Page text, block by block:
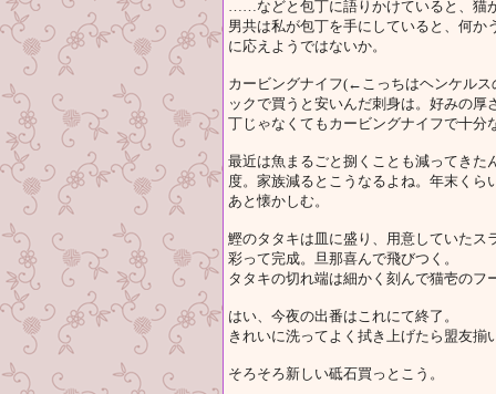
……などと包丁に語りかけていると、猫
男共は私が包丁を手にしていると、何
に応えようではないか。
カービングナイフ(←こっちはヘンケル
ックで買うと安いんだ刺身は。好みの
丁じゃなくてもカービングナイフで十分
最近は魚まるごと捌くことも減ってきた
度。家族減るとこうなるよね。年末く
あと懐かしむ。
鰹のタタキは皿に盛り、用意していたス
彩って完成。旦那喜んで飛びつく。
タタキの切れ端は細かく刻んで猫壱の
はい、今夜の出番はこれにて終了。
きれいに洗ってよく拭き上げたら盟友揃
そろそろ新しい砥石買っとこう。